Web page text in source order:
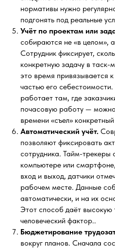
нормативы нужно
подгонять под реальные
Учёт по проектам или
собираются не «в целом»,
Сотрудник фиксирует,
конкретную задачу в
это время привязывается
частью его
работает там, где
почасовую работу — можно
времени «съел»
Автоматический учёт.
позволяют фиксировать
сотрудника. Тайм-трекеры
компьютере или
вход и выход, датчики
рабочем месте. Данные
автоматически, и на их
Этот способ даёт высокую
человеческий фактор..
Бюджетирование
вокруг планов. Сначала